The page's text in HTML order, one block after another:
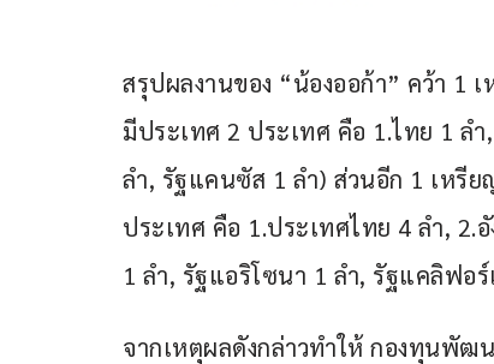
สรุปผลงานของ “น้องออก้า” คว้า 1
มีประเทศ 2 ประเทศ คือ 1.ไทย 1 ล
ลำ, รัฐแคนซัส 1 ลำ) ส่วนอีก 1 เหรีย
ประเทศ คือ 1.ประเทศไทย 4 ลำ, 2.
1 ลำ, รัฐแอริโซนา 1 ลำ, รัฐแคลิฟอ
จากเหตุผลดังกล่าวทำให้ กองทุนพัฒ